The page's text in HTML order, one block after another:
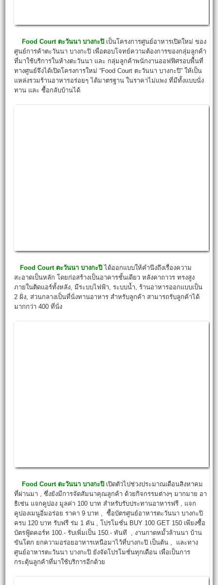
Food Court ตะวันนา บางกะปิ เป็นโครงการศูนย์อาหารเปิดใหม่ ของ
ศูนย์การค้าตะวันนา บางกะปิ เพื่อตอบโจทย์ความต้องการของกลุ่มลูกค้า
ที่มาใช้บริการในห้างตะวันนา และ กลุ่มลูกค้าพนักงานออฟฟิศรอบพื้นที่
ทางศูนย์จึงได้เปิดโครงการใหม่ “Food Court ตะวันนา บางกะปิ” ให้เป็น
แหล่งรวมร้านอาหารอร่อยๆ ได้มาตรฐาน ในราคาไม่แพง ที่มีทั้งแบบนั่ง
ทาน และ ซื้อกลับบ้านได้
Food Court ตะวันนา บางกะปิ ได้ออกแบบให้คำนึงถึงเรื่องความ
สะอาดเป็นหลัก โดยก่อสร้างเป็นอาคารชั้นเดียว หลังคาถาวร ทรงสูง
ภายในติดแอร์ทั้งหลัง, มีระบบไฟฟ้า, ระบบน้ำ, ร้านอาหารออกแบบเป็น
2 ฝั่ง, ส่วนกลางเป็นที่นั่งทานอาหาร สำหรับลูกค้า สามารถรับลูกค้าได้
มากกว่า 400 ที่นั่ง
Food Court ตะวันนา บางกะปิ เปิดตัวไปช่วงประมาณเดือนสิงหาคม
ที่ผ่านมา , ซึ่งยังมีการจัดสัมนาคุณลูกค้า ด้วยกิจกรรมต่างๆ มากมาย อา
ธิเช่น แจกคูปอง มูลค่า 100 บาท สำหรับรับประทานอาหารฟรี , แจก
คูปองเมนูอิ่มอร่อย ราคา 9 บาท , ซื้อบัตรศูนย์อาหารตะวันนา บางกะปิ
ครบ 120 บาท รับฟรี ร่ม 1 คัน , โปรโมชั่น BUY 100 GET 150 เพียงซื้อ
บัตรฟู้ดคอร์ท 100.- รับเพิ่มเป็น 150.- ทันที , งานกาดหมั้วล้านนา บ้าน
ขันโตก ยกความอร่อยอาหารเหนือมาไว้ที่บางกะปิ เป็นต้น ,
และทาง
ศูนย์อาหารตะวันนา บางกะปิ ยังจัดโปรโมชั่นทุกเดือน เพื่อเป็นการ
กระตุ้นลูกค้าที่มาใช้บริการอีกด้วย